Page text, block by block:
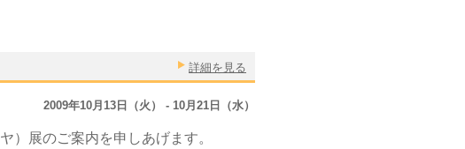
詳細を見る
2009年10月13日（火） - 10月21日（水）
）展のご案内を申しあげます。